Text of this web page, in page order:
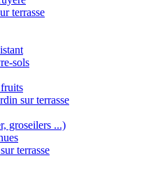
terrasse
sols
sur terrasse
groseilers ...)
terrasse